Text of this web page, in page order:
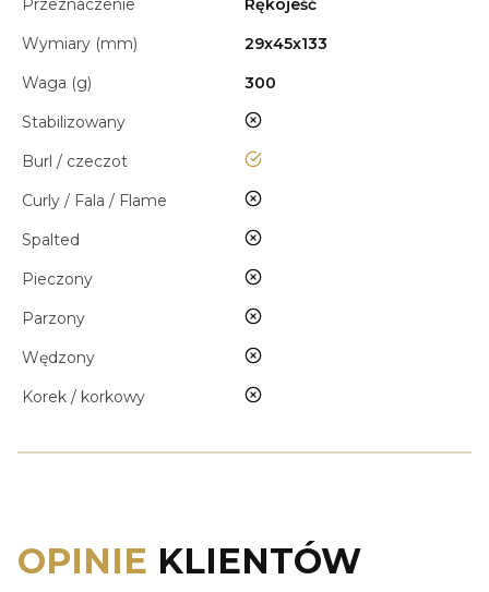
Przeznaczenie
Rękojeść
Wymiary (mm)
29x45x133
Waga (g)
300
Stabilizowany
nie
Burl / czeczot tak
Curly / Fala / Flame nie
Spalted nie
Pieczony nie
Parzony nie
Wędzony nie
Korek / korkowy nie
OPINIE KLIENTÓW